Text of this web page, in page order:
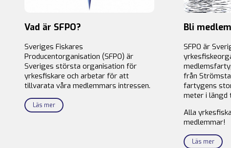
Vad är SFPO?
Sveriges Fiskares
Producentorganisation (SFPO) är
Sveriges största organisation för
yrkesfiskare och arbetar för att
tillvarata våra medlemmars intressen.
Läs mer
Bli medlem
SFPO är
från
fartygens
meter i längd
Alla
medlemmar!
Läs mer